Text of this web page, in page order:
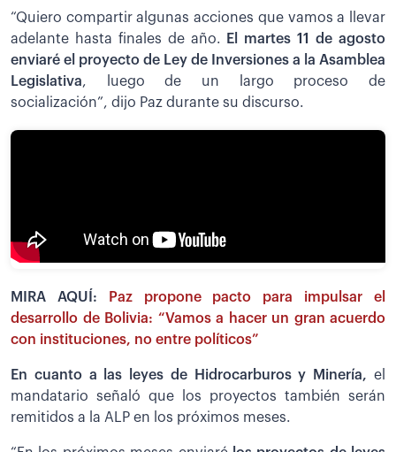
“Quiero compartir algunas acciones que vamos a llevar
adelante hasta finales de año.
El martes 11 de agosto
enviaré el proyecto de Ley de Inversiones a la Asamblea
Legislativa, luego de un largo proceso de
socialización”, dijo Paz durante su discurso.
MIRA AQUÍ:
Paz propone pacto para impulsar el
desarrollo de Bolivia: “Vamos a hacer un gran acuerdo
con instituciones, no entre políticos”
En cuanto a las leyes de Hidrocarburos y Minería, el
mandatario señaló que los proyectos también serán
remitidos a la ALP en los próximos meses.